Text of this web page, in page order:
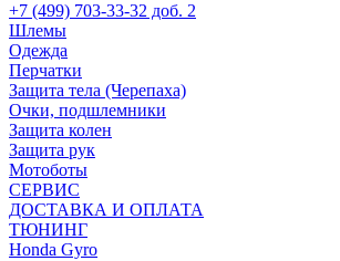
+7 (499) 703-33-32 доб. 2
Шлемы
Одежда
Перчатки
Защита тела (Черепаха)
Очки, подшлемники
Защита колен
Защита рук
Мотоботы
СЕРВИС
ДОСТАВКА И ОПЛАТА
ТЮНИНГ
Honda Gyro